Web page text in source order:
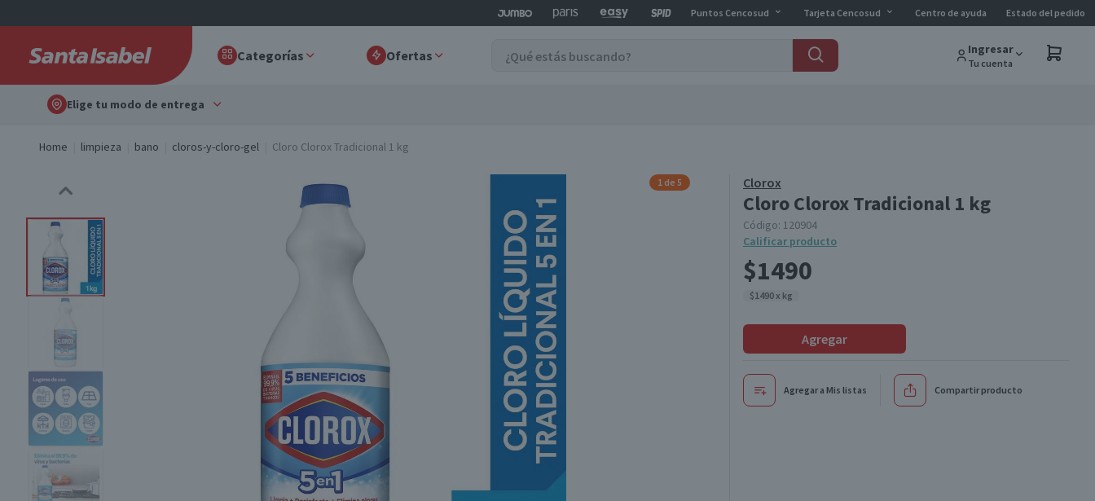
Puntos Cencosud Tarjeta Cencosud Centro de ayuda Estado del pedido
Categorías Ofertas Ingresar
Tu cuenta
Elige tu modo de entrega
Home limpieza bano cloros-y-cloro-gel Cloro Clorox Tradicional 1 kg
Clorox
Cloro Clorox Tradicional 1 kg
Código: 120904
Calificar producto
$1490
$1490 x kg
Agregar
Agregar a Mis listas Compartir producto
1 de 5